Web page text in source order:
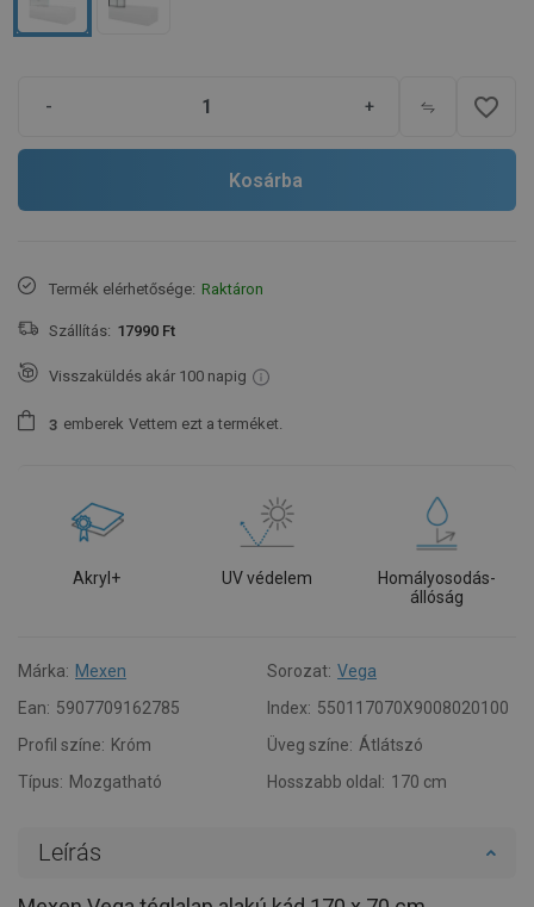
- + favorite_border
Kosárba
Termék elérhetősége: Raktáron
Szállítás: 17990 Ft
Visszaküldés akár 100 napig
3 emberek Vettem ezt a terméket.
Akryl+ UV védelem
Homályosodás-
állóság
Márka: Mexen Sorozat: Vega
Ean: 5907709162785 Index: 550117070X9008020100
Profil színe: Króm Üveg színe: Átlátszó
Típus: Mozgatható Hosszabb oldal: 170 cm
Leírás